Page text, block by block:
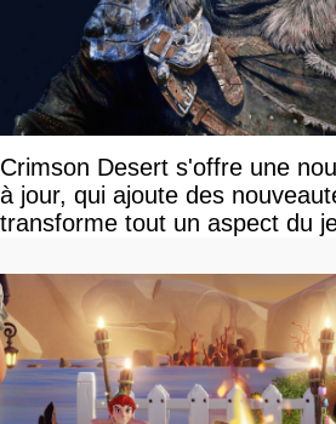
Crimson Desert s'offre une
à jour, qui ajoute des
transforme tout un aspect du